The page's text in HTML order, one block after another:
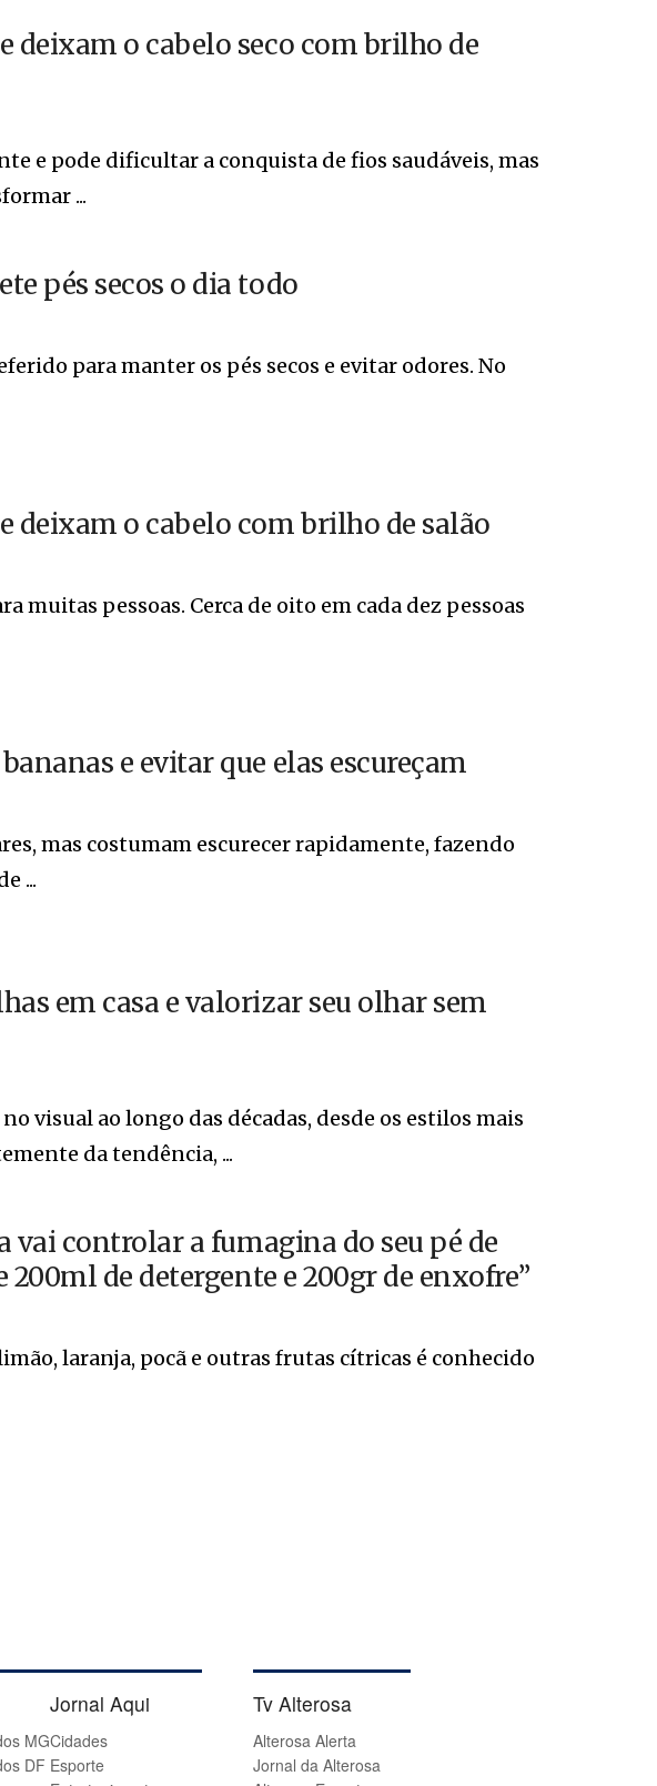
deixam o cabelo seco com brilho de
e pode dificultar a conquista de fios saudáveis, mas
...
pés secos o dia todo
para manter os pés secos e evitar odores. No
deixam o cabelo com brilho de salão
muitas pessoas. Cerca de oito em cada dez pessoas
e evitar que elas escureçam
mas costumam escurecer rapidamente, fazendo
...
em casa e valorizar seu olhar sem
visual ao longo das décadas, desde os estilos mais
da tendência, ...
vai controlar a fumagina do seu pé de
200ml de detergente e 200gr de enxofre”
laranja, pocã e outras frutas cítricas é conhecido
MG
DF
Jornal Aqui
Cidades
Esporte
Tv Alterosa
Alterosa Alerta
Jornal da Alterosa